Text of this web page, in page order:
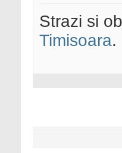
Strazi si
Timisoara.